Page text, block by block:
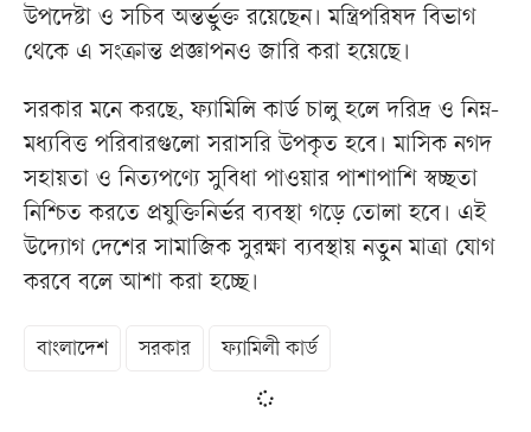
উপদেষ্টা ও সচিব অন্তর্ভুক্ত রয়েছেন। মন্ত্রিপরিষদ বিভাগ
থেকে এ সংক্রান্ত প্রজ্ঞাপনও জারি করা হয়েছে।
সরকার মনে করছে, ফ্যামিলি কার্ড চালু হলে দরিদ্র ও নিম্ন-
মধ্যবিত্ত পরিবারগুলো সরাসরি উপকৃত হবে। মাসিক নগদ
সহায়তা ও নিত্যপণ্যে সুবিধা পাওয়ার পাশাপাশি স্বচ্ছতা
নিশ্চিত করতে প্রযুক্তিনির্ভর ব্যবস্থা গড়ে তোলা হবে। এই
উদ্যোগ দেশের সামাজিক সুরক্ষা ব্যবস্থায় নতুন মাত্রা যোগ
করবে বলে আশা করা হচ্ছে।
বাংলাদেশ সরকার ফ্যামিলী কার্ড